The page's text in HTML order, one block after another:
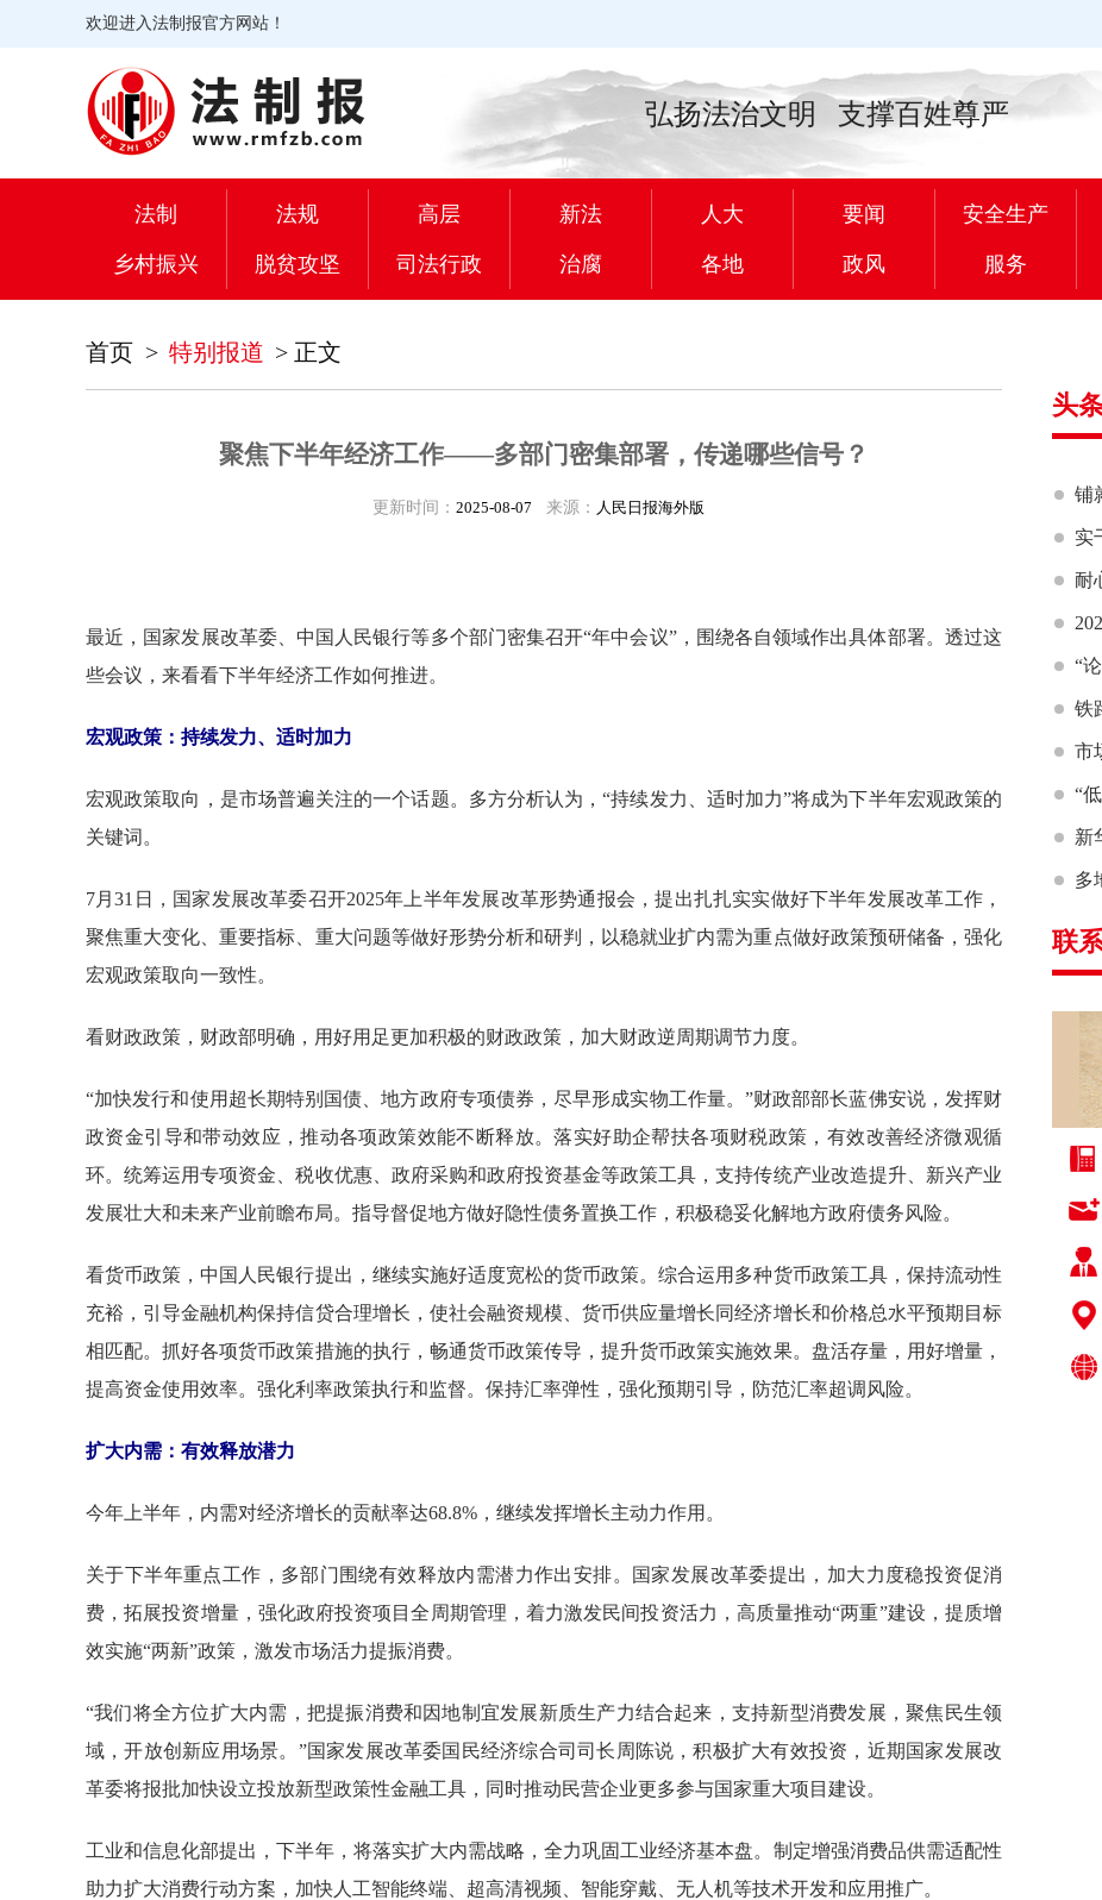
欢迎进入法制报官方网站！
弘扬法治文明 支撑百姓尊严
法制 法规 高层 新法 人大 要闻 安全生产
乡村振兴 脱贫攻坚 司法行政 治腐 各地 政风 服务
头
铺
实
耐
“
铁
市
“
新
多
联
首页 > 特别报道 > 正文
聚焦下半年经济工作——多部门密集部署，传递哪些信号？
更新时间： 2025-08-07 来源： 人民日报海外版
最近，国家发展改革委、中国人民银行等多个部门密集召开“年中会议”，围绕各自领域作出具体部署。透过这
些会议，来看看下半年经济工作如何推进。
宏观政策：持续发力、适时加力
宏观政策取向，是市场普遍关注的一个话题。多方分析认为，“持续发力、适时加力”将成为下半年宏观政策的
关键词。
7月31日，国家发展改革委召开2025年上半年发展改革形势通报会，提出扎扎实实做好下半年发展改革工作，
聚焦重大变化、重要指标、重大问题等做好形势分析和研判，以稳就业扩内需为重点做好政策预研储备，强化
宏观政策取向一致性。
看财政政策，财政部明确，用好用足更加积极的财政政策，加大财政逆周期调节力度。
“加快发行和使用超长期特别国债、地方政府专项债券，尽早形成实物工作量。”财政部部长蓝佛安说，发挥财
政资金引导和带动效应，推动各项政策效能不断释放。落实好助企帮扶各项财税政策，有效改善经济微观循
环。统筹运用专项资金、税收优惠、政府采购和政府投资基金等政策工具，支持传统产业改造提升、新兴产业
发展壮大和未来产业前瞻布局。指导督促地方做好隐性债务置换工作，积极稳妥化解地方政府债务风险。
看货币政策，中国人民银行提出，继续实施好适度宽松的货币政策。综合运用多种货币政策工具，保持流动性
充裕，引导金融机构保持信贷合理增长，使社会融资规模、货币供应量增长同经济增长和价格总水平预期目标
相匹配。抓好各项货币政策措施的执行，畅通货币政策传导，提升货币政策实施效果。盘活存量，用好增量，
提高资金使用效率。强化利率政策执行和监督。保持汇率弹性，强化预期引导，防范汇率超调风险。
扩大内需：有效释放潜力
今年上半年，内需对经济增长的贡献率达68.8%，继续发挥增长主动力作用。
关于下半年重点工作，多部门围绕有效释放内需潜力作出安排。国家发展改革委提出，加大力度稳投资促消
费，拓展投资增量，强化政府投资项目全周期管理，着力激发民间投资活力，高质量推动“两重”建设，提质增
效实施“两新”政策，激发市场活力提振消费。
“我们将全方位扩大内需，把提振消费和因地制宜发展新质生产力结合起来，支持新型消费发展，聚焦民生领
域，开放创新应用场景。”国家发展改革委国民经济综合司司长周陈说，积极扩大有效投资，近期国家发展改
革委将报批加快设立投放新型政策性金融工具，同时推动民营企业更多参与国家重大项目建设。
工业和信息化部提出，下半年，将落实扩大内需战略，全力巩固工业经济基本盘。制定增强消费品供需适配性
助力扩大消费行动方案，加快人工智能终端、超高清视频、智能穿戴、无人机等技术开发和应用推广。